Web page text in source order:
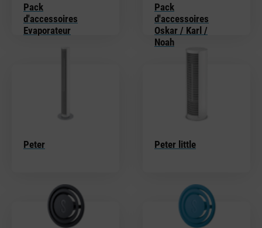
Pack
d'accessoires
Evaporateur
Pack
d'accessoires
Oskar / Karl /
Noah
Peter Peter little